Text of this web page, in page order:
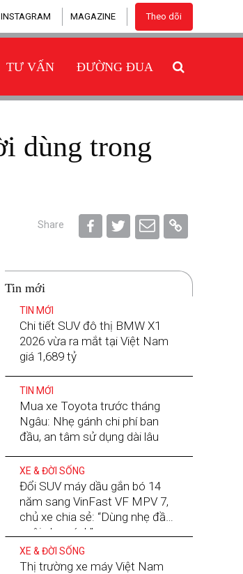
INSTAGRAM MAGAZINE Theo dõi
TƯ VẤN ĐƯỜNG ĐUA
Share
Tin mới
TIN MỚI
Chi tiết SUV đô thị BMW X1
2026 vừa ra mắt tại Việt Nam
giá 1,689 tỷ
TIN MỚI
Mua xe Toyota trước tháng
Ngâu: Nhẹ gánh chi phí ban
đầu, an tâm sử dụng dài lâu
XE & ĐỜI SỐNG
Đổi SUV máy dầu gắn bó 14
năm sang VinFast VF MPV 7,
chủ xe chia sẻ: “Dùng nhẹ đầu,
nuôi nhẹ gánh”
XE & ĐỜI SỐNG
Thị trường xe máy Việt Nam